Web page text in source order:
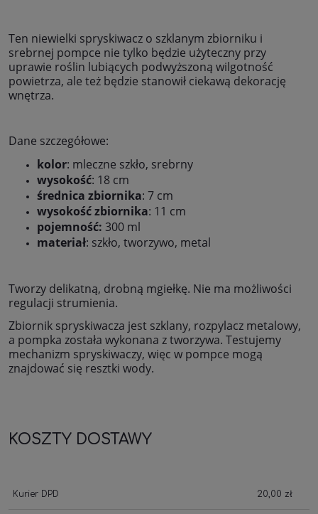
Ten niewielki spryskiwacz o szklanym zbiorniku i
srebrnej pompce nie tylko będzie użyteczny przy
uprawie roślin lubiących podwyższoną wilgotność
powietrza, ale też będzie stanowił ciekawą dekorację
wnętrza.
Dane szczegółowe:
kolor: mleczne szkło, srebrny
wysokość: 18 cm
średnica zbiornika: 7 cm
wysokość zbiornika: 11 cm
pojemność: 300 ml
materiał: szkło, tworzywo, metal
Tworzy delikatną, drobną mgiełkę. Nie ma możliwości
regulacji strumienia.
Zbiornik spryskiwacza jest szklany, rozpylacz metalowy,
a pompka została wykonana z tworzywa. Testujemy
mechanizm spryskiwaczy, więc w pompce mogą
znajdować się resztki wody.
KOSZTY DOSTAWY
Kurier DPD 20,00 zł